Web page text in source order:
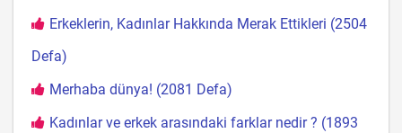
Erkeklerin, Kadınlar Hakkında Merak Ettikleri (2504
Defa)
Merhaba dünya! (2081 Defa)
Kadınlar ve erkek arasındaki farklar nedir ? (1893